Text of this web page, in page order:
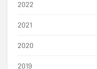
2022
2021
2020
2019